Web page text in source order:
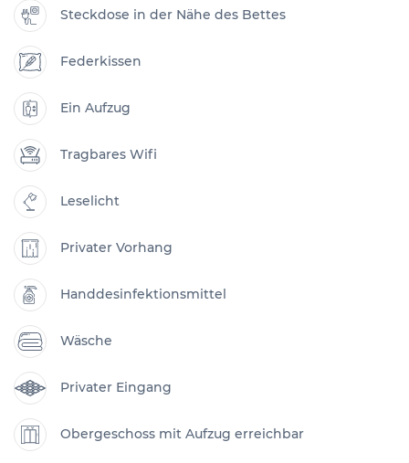
Steckdose in der Nähe des Bettes
Federkissen
Ein Aufzug
Tragbares Wifi
Leselicht
Privater Vorhang
Handdesinfektionsmittel
Wäsche
Privater Eingang
Obergeschoss mit Aufzug erreichbar